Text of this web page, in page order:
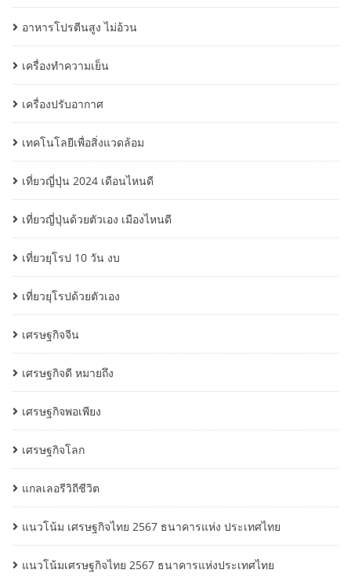
อาหารโปรตีนสูง ไม่อ้วน
เครื่องทำความเย็น
เครื่องปรับอากาศ
เทคโนโลยีเพื่อสิ่งแวดล้อม
เที่ยวญี่ปุ่น 2024 เดือนไหนดี
เที่ยวญี่ปุ่นด้วยตัวเอง เมืองไหนดี
เที่ยวยุโรป 10 วัน งบ
เที่ยวยุโรปด้วยตัวเอง
เศรษฐกิจจีน
เศรษฐกิจดี หมายถึง
เศรษฐกิจพอเพียง
เศรษฐกิจโลก
แกลเลอรีวิถีชีวิต
แนวโน้ม เศรษฐกิจไทย 2567 ธนาคารแห่ง ประเทศไทย
แนวโน้มเศรษฐกิจไทย 2567 ธนาคารแห่งประเทศไทย